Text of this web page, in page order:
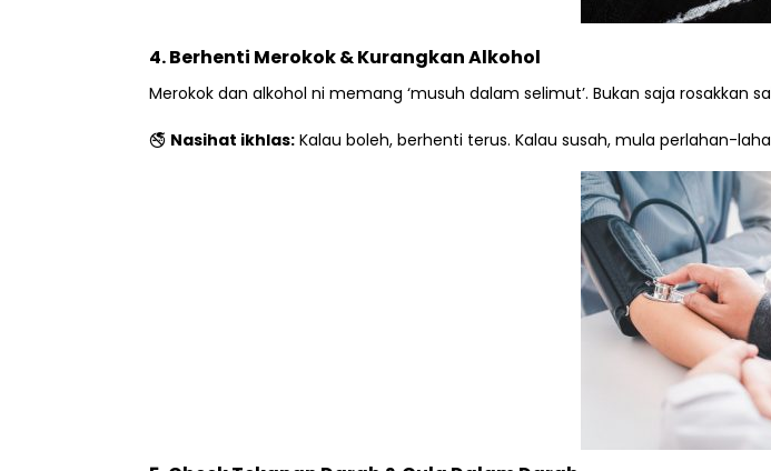
4. Berhenti Merokok & Kurangkan Alkohol
Merokok dan alkohol ni memang ‘musuh dalam selimut’. Bukan saja rosakkan
🚭 Nasihat ikhlas: Kalau boleh, berhenti terus. Kalau susah, mula perlahan-